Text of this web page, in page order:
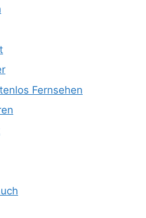
Fernsehen